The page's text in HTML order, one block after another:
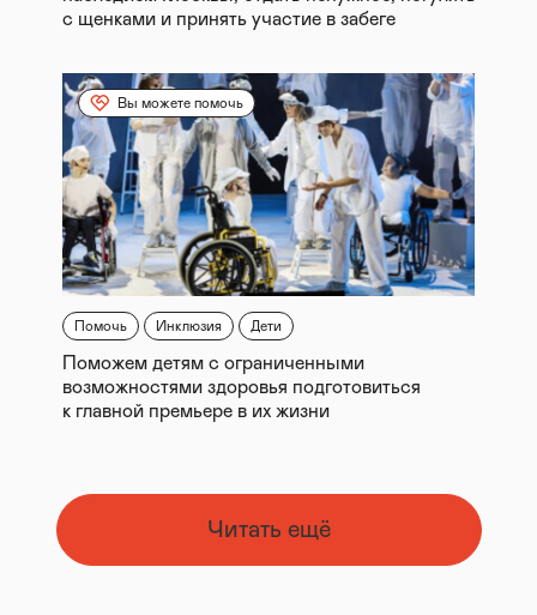
с щенками и принять участие в забеге
Вы можете помочь
Помочь Инклюзия Дети
Поможем детям с ограниченными
возможностями здоровья подготовиться
к главной премьере в их жизни
Читать ещё